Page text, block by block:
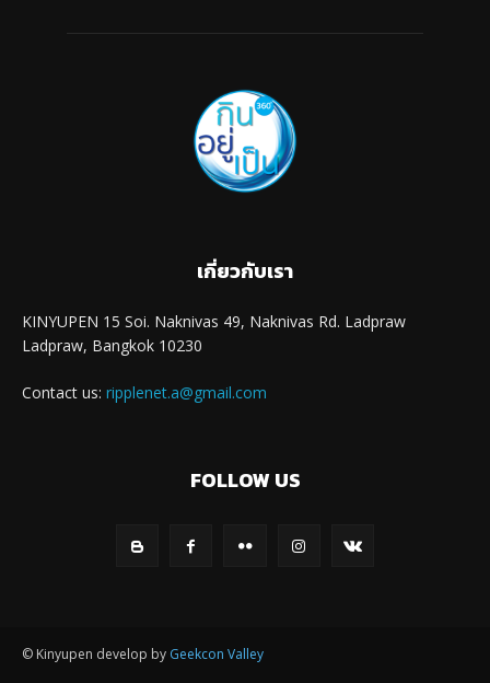
เกี่ยวกับเรา
KINYUPEN 15 Soi. Naknivas 49, Naknivas Rd. Ladpraw
Ladpraw, Bangkok 10230
Contact us: ripplenet.a@gmail.com
FOLLOW US
© Kinyupen develop by Geekcon Valley